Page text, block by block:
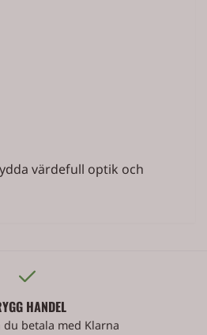
värdefull optik och
HANDEL
du betala med Klarna